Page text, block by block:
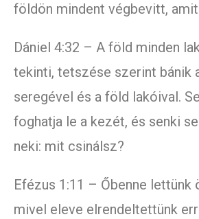
földön mindent végbevitt,
Dániel 4:32 – A föld minden
tekinti, tetszése szerint bánik
seregével és a föld lakóival.
foghatja le a kezét, és senki
neki: mit csinálsz?
Efézus 1:11 – Őbenne lettünk
mivel eleve elrendeltettünk